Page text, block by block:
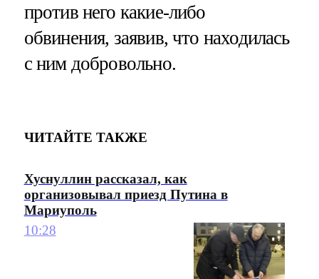
против него какие-либо
обвинения, заявив, что находилась
с ним добровольно.
ЧИТАЙТЕ ТАКЖЕ
Хуснуллин рассказал, как
организовывал приезд Путина в
Мариуполь
10:28